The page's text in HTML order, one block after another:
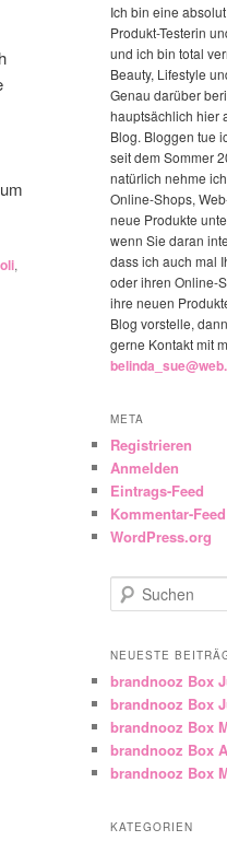
,
Ich bin eine
Produkt-Testerin
und ich bin total
Beauty, Lifestyle
Genau darüber
hauptsächlich hier
Blog. Bloggen tue
seit dem Sommer
natürlich nehme
Online-Shops,
neue Produkte
wenn Sie daran
dass ich auch mal
oder ihren Online-
ihre neuen
Blog vorstelle,
gerne Kontakt mit
META
Registrieren
Anmelden
Eintrags-Feed
Kommentar-Feed
WordPress.org
Suchen
NEUESTE
brandnooz Box
brandnooz Box
brandnooz Box
brandnooz Box
brandnooz Box
KATEGORIEN